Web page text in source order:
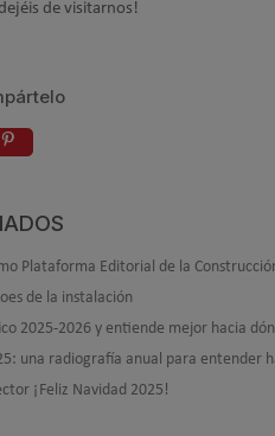
de visitarnos!
Plataforma Editorial de la
de la instalación
2025-2026 y entiende mejor hacia
una radiografía anual para entender
¡Feliz Navidad 2025!